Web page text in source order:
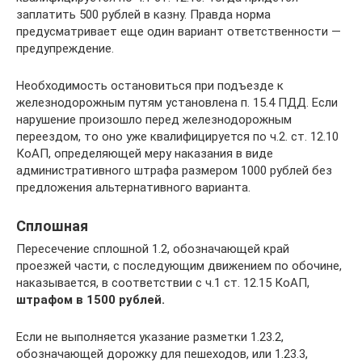
заплатить 500 рублей в казну. Правда норма
предусматривает еще один вариант ответственности —
предупреждение.
Необходимость остановиться при подъезде к
железнодорожным путям установлена п. 15.4 ПДД. Если
нарушение произошло перед железнодорожным
переездом, то оно уже квалифицируется по ч.2. ст. 12.10
КоАП, определяющей меру наказания в виде
административного штрафа размером 1000 рублей без
предложения альтернативного варианта.
Сплошная
Пересечение сплошной 1.2, обозначающей край
проезжей части, с последующим движением по обочине,
наказывается, в соответствии с ч.1 ст. 12.15 КоАП,
штрафом в 1500 рублей.
Если не выполняется указание разметки 1.23.2,
обозначающей дорожку для пешеходов, или 1.23.3,